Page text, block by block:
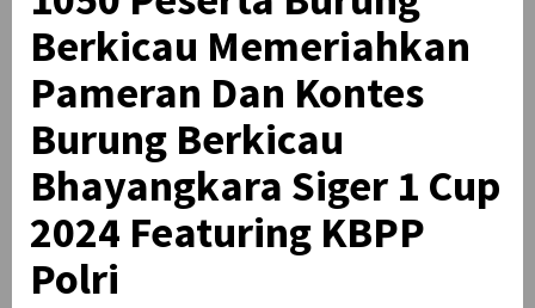
Berkicau Memeriahkan
Pameran Dan Kontes
Burung Berkicau
Bhayangkara Siger 1 Cup
2024 Featuring KBPP
Polri